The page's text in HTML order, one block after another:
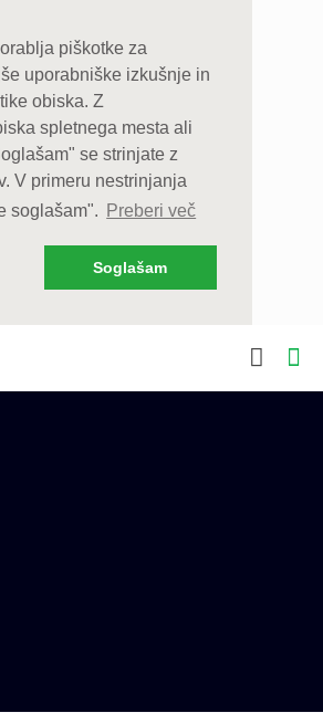
piškotke za
uporabniške izkušnje in
obiska. Z
spletnega mesta ali
se strinjate z
V primeru nestrinjanja
soglašam".
Preberi več
Soglašam